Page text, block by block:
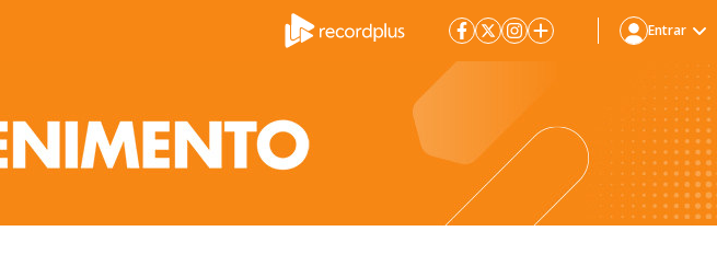
Entrar